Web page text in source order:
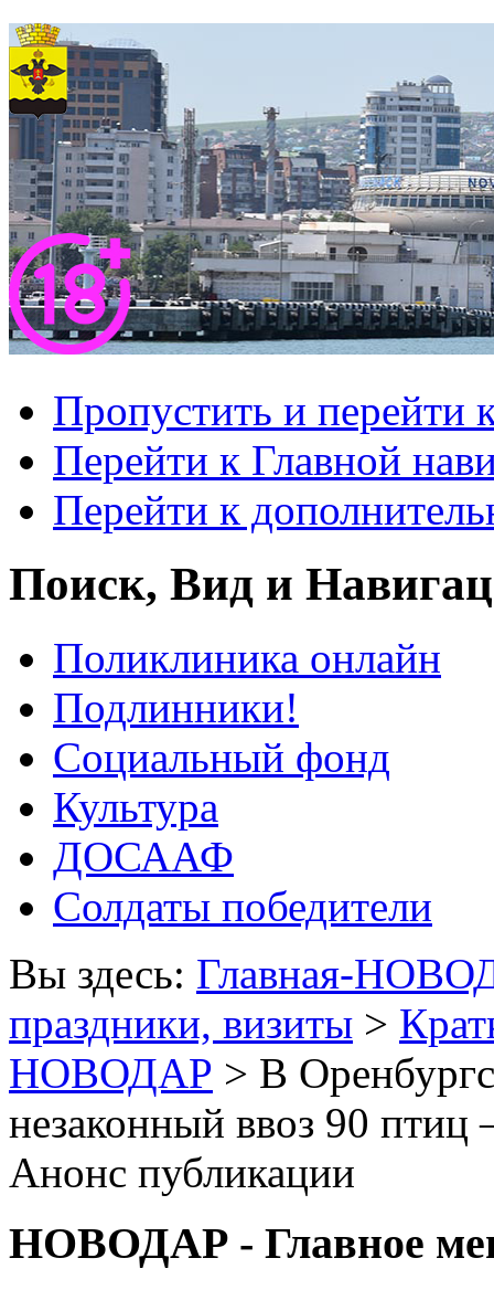
Пропустить и перейти
Перейти к Главной
Перейти к
Поиск, Вид и
Поликлиника онлайн
Подлинники!
Социальный фонд
Культура
ДОСААФ
Солдаты победители
Вы здесь: Главная-
праздники, визиты >
НОВОДАР > В
незаконный ввоз 90 птиц
Анонс публикации
НОВОДАР - Главное